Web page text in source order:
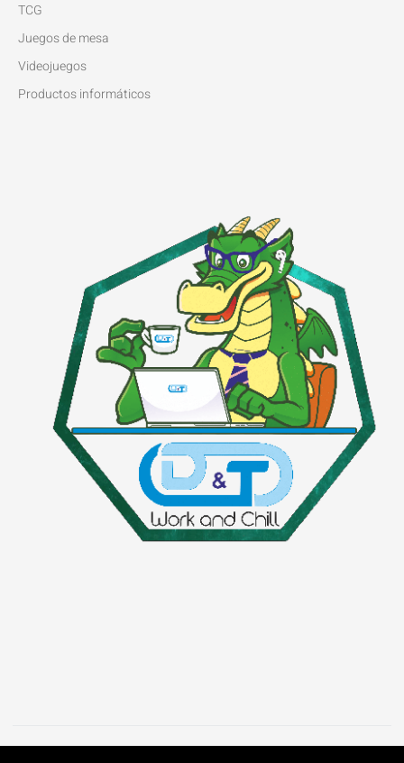
TCG
Juegos de mesa
Videojuegos
Productos informáticos